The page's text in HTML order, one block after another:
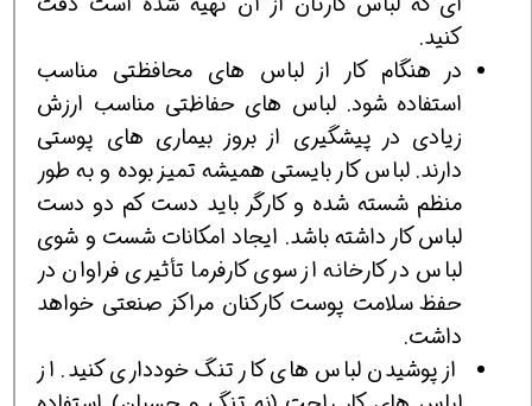
کنید.
در هنگام کار از لباس های محافظتی مناسب
استفاده شود. لباس های حفاظتی مناسب ارزش
زیادی در پیشگیری از بروز بیماری های پوستی
دارند. لباس کار بایستی همیشه تمیز بوده و به طور
منظم شسته شده و کارگر باید دست کم دو دست
لباس کار داشته باشد. ایجاد امکانات شست و شوی
لباس در کارخانه از سوی کارفرما تأثیری فراوان در
حفظ سلامت پوست کارکنان مراکز صنعتی خواهد
داشت.
از پوشیدن لباس های کار تنگ خودداری کنید. از